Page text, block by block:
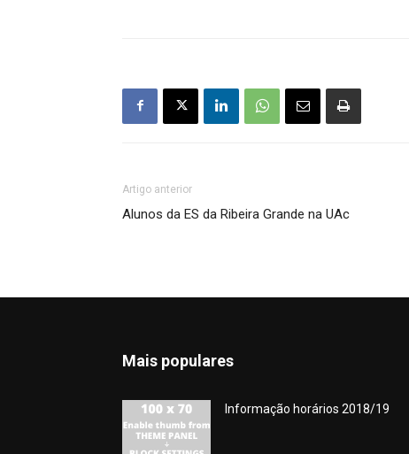
Artigo anterior
Alunos da ES da Ribeira Grande na UAc
Mais populares
Informação horários 2018/19